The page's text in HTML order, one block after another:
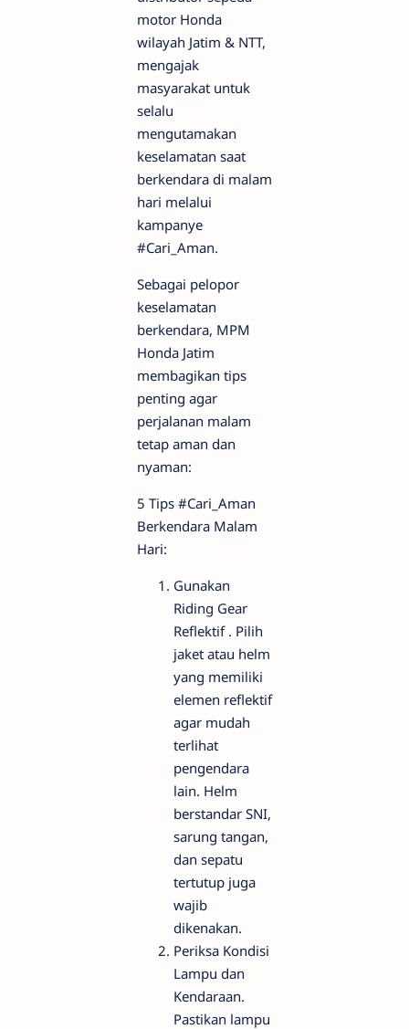
motor Honda
wilayah Jatim & NTT,
mengajak
masyarakat untuk
selalu
mengutamakan
keselamatan saat
berkendara di malam
hari melalui
kampanye
#Cari_Aman.
Sebagai pelopor
keselamatan
berkendara, MPM
Honda Jatim
membagikan tips
penting agar
perjalanan malam
tetap aman dan
nyaman:
5 Tips #Cari_Aman
Berkendara Malam
Hari:
Gunakan
Riding Gear
Reflektif . Pilih
jaket atau helm
yang memiliki
elemen reflektif
agar mudah
terlihat
pengendara
lain. Helm
berstandar SNI,
sarung tangan,
dan sepatu
tertutup juga
wajib
dikenakan.
Periksa Kondisi
Lampu dan
Kendaraan.
Pastikan lampu